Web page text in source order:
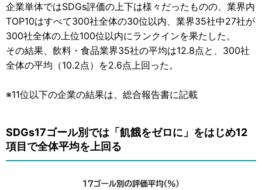
企業単体ではSDGs評価の上下は様々だったものの、業界内
TOP10はすべて300社全体の30位以内、業界35社中27社が
300社全体の上位100位以内にランクインを果たした。
その結果、飲料・食品業界35社の平均は12.8点と、300社
全体の平均（10.2点）を2.6点上回った。
※11位以下の企業の結果は、総合報告書に記載
SDGs17ゴール別では「飢餓をゼロに」をはじめ12
項目で全体平均を上回る